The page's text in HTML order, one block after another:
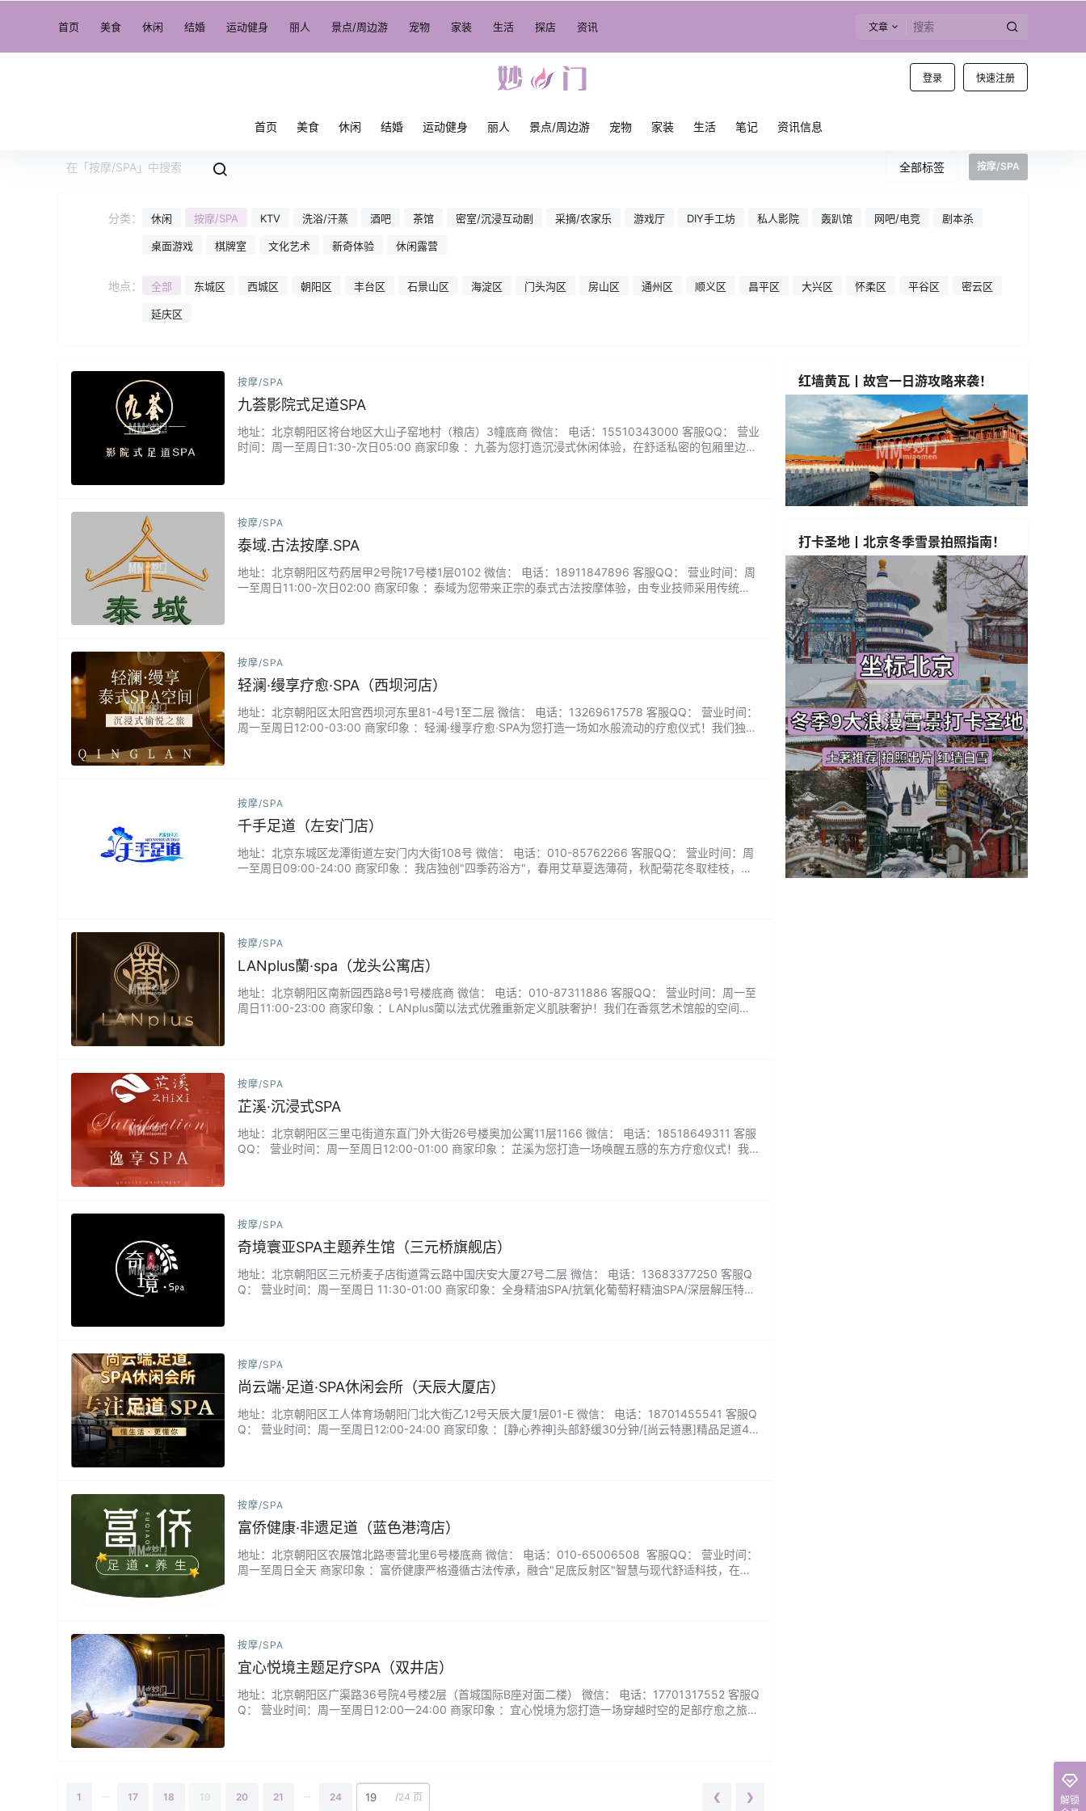
首页 美食 休闲 结婚 运动健身 丽人 景点/周边游 宠物 家装 生活 探店 资讯 文章
登录 快速注册
首页 美食 休闲 结婚 运动健身 丽人 景点/周边游 宠物 家装 生活 笔记 资讯信息
全部标签 按摩/SPA
分类： 休闲 按摩/SPA KTV 洗浴/汗蒸 酒吧 茶馆 密室/沉浸互动剧 采摘/农家乐 游戏厅 DIY手工坊 私人影院 轰趴馆 网吧/电竞 剧本杀
桌面游戏 棋牌室 文化艺术 新奇体验 休闲露营
地点： 全部 东城区 西城区 朝阳区 丰台区 石景山区 海淀区 门头沟区 房山区 通州区 顺义区 昌平区 大兴区 怀柔区 平谷区 密云区
延庆区
按摩/SPA
九荟影院式足道SPA
地址：北京朝阳区将台地区大山子窑地村（粮店）3幢底商 微信： 电话：15510343000 客服QQ： 营业
时间：周一至周日1:30-次日05:00 商家印象 ：九荟为您打造沉浸式休闲体验，在舒适私密的包厢里边欣
按摩/SPA
泰域.古法按摩.SPA
地址：北京朝阳区芍药居甲2号院17号楼1层0102 微信： 电话：18911847896 客服QQ： 营业时间：周
一至周日11:00-次日02:00 商家印象 ：泰域为您带来正宗的泰式古法按摩体验，由专业技师采用传统手
按摩/SPA
轻澜·缦享疗愈·SPA（西坝河店）
地址：北京朝阳区太阳宫西坝河东里81-4号1至二层 微信： 电话：13269617578 客服QQ： 营业时间：
周一至周日12:00-03:00 商家印象 ：轻澜·缦享疗愈·SPA为您打造一场如水般流动的疗愈仪式！我们独
按摩/SPA
千手足道（左安门店）
地址：北京东城区龙潭街道左安门内大街108号 微信： 电话：010-85762266 客服QQ： 营业时间：周
一至周日09:00-24:00 商家印象 ：我店独创"四季药浴方"，春用艾草夏选薄荷，秋配菊花冬取桂枝，顺
按摩/SPA
LANplus蘭·spa（龙头公寓店）
地址：北京朝阳区南新园西路8号1号楼底商 微信： 电话：010-87311886 客服QQ： 营业时间：周一至
周日11:00-23:00 商家印象 ：LANplus蘭以法式优雅重新定义肌肤奢护！我们在香氛艺术馆般的空间
按摩/SPA
芷溪·沉浸式SPA
地址：北京朝阳区三里屯街道东直门外大街26号楼奥加公寓11层1166 微信： 电话：18518649311 客服
QQ： 营业时间：周一至周日12:00-01:00 商家印象 ：芷溪为您打造一场唤醒五感的东方疗愈仪式！我
按摩/SPA
奇境寰亚SPA主题养生馆（三元桥旗舰店）
地址：北京朝阳区三元桥麦子店街道霄云路中国庆安大厦27号二层 微信： 电话：13683377250 客服Q
Q： 营业时间：周一至周日 11:30-01:00 商家印象：全身精油SPA/抗氧化葡萄籽精油SPA/深层解压特调
按摩/SPA
尚云端·足道·SPA休闲会所（天辰大厦店）
地址：北京朝阳区工人体育场朝阳门北大街乙12号天辰大厦1层01-E 微信： 电话：18701455541 客服Q
Q： 营业时间：周一至周日12:00-24:00 商家印象 ：[静心养神]头部舒缓30分钟/[尚云特惠]精品足道45
按摩/SPA
富侨健康·非遗足道（蓝色港湾店）
地址：北京朝阳区农展馆北路枣营北里6号楼底商 微信： 电话：010-65006508 客服QQ： 营业时间：
周一至周日全天 商家印象 ：富侨健康严格遵循古法传承，融合"足底反射区"智慧与现代舒适科技，在茶
按摩/SPA
宜心悦境主题足疗SPA（双井店）
地址：北京朝阳区广渠路36号院4号楼2层（首城国际B座对面二楼） 微信： 电话：17701317552 客服Q
Q： 营业时间：周一至周日12:00一24:00 商家印象 ：宜心悦境为您打造一场穿越时空的足部疗愈之旅！
1 17 18 19 20 21 24 /24 页 ❮ ❯
红墙黄瓦丨故宫一日游攻略来袭！
打卡圣地丨北京冬季雪景拍照指南！
解锁